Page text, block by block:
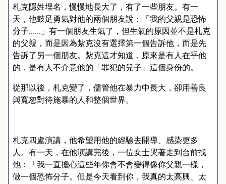
札克隱姓埋名，慢慢地長大了，有了一些朋友。有一
天，他鼓足勇氣對他的兩個朋友說：「我的父親是恐怖
分子...... 」有一個朋友生氣了，但生氣的原因並不是札克
的父親，而是因為紮克沒有選擇第一個告訴他，而是先
告訴了另一個朋友。紮克這才知道，原來是有人在乎他
的，是有人不介意他的「罪犯的兒子」這個身份的。
從那以後，札克變了，儘管他在暴力中長大，卻用善良
與寬恕對待施暴的人和整個世界。
札克四處演講，他希望用他的經驗去開導、感染更多
人。有一天，在他演講完後，一位女士哭著走到台前找
他：「我一直擔心這些年你會不會變得像你父親一樣，
做一個恐怖分子。但是今天看到你，我真的太高興、太